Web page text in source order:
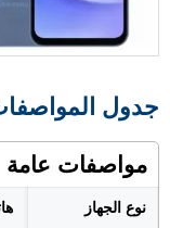
جدول
مواصفات عامة
نوع الجهاز